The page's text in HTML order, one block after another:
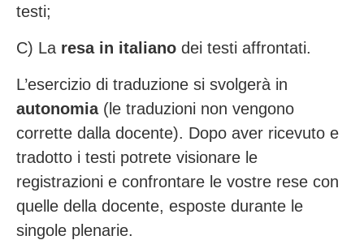
testi;
C) La resa in italiano dei testi affrontati.
L’esercizio di traduzione si svolgerà in
autonomia (le traduzioni non vengono
corrette dalla docente). Dopo aver ricevuto e
tradotto i testi potrete visionare le
registrazioni e confrontare le vostre rese con
quelle della docente, esposte durante le
singole plenarie.